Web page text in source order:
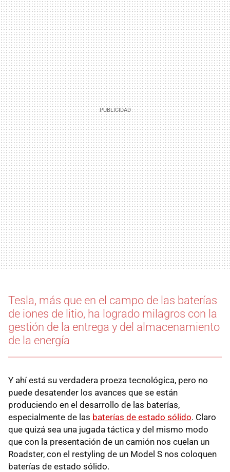
Tesla, más que en el campo de las baterías
de iones de litio, ha logrado milagros con la
gestión de la entrega y del almacenamiento
de la energía
Y ahí está su verdadera proeza tecnológica, pero no
puede desatender los avances que se están
produciendo en el desarrollo de las baterías,
especialmente de las baterías de estado sólido. Claro
que quizá sea una jugada táctica y del mismo modo
que con la presentación de un camión nos cuelan un
Roadster, con el restyling de un Model S nos coloquen
baterías de estado sólido.